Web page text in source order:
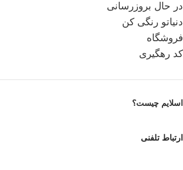
در حال بروزرسانی
دنیاتو رنگی کن
فروشگاه
کد رهگیری
اسلایم چیست؟
ارتباط تلفنی